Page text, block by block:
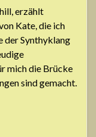
erzählt
Kate, die ich
der Synthyklang
mich die Brücke
sind gemacht.